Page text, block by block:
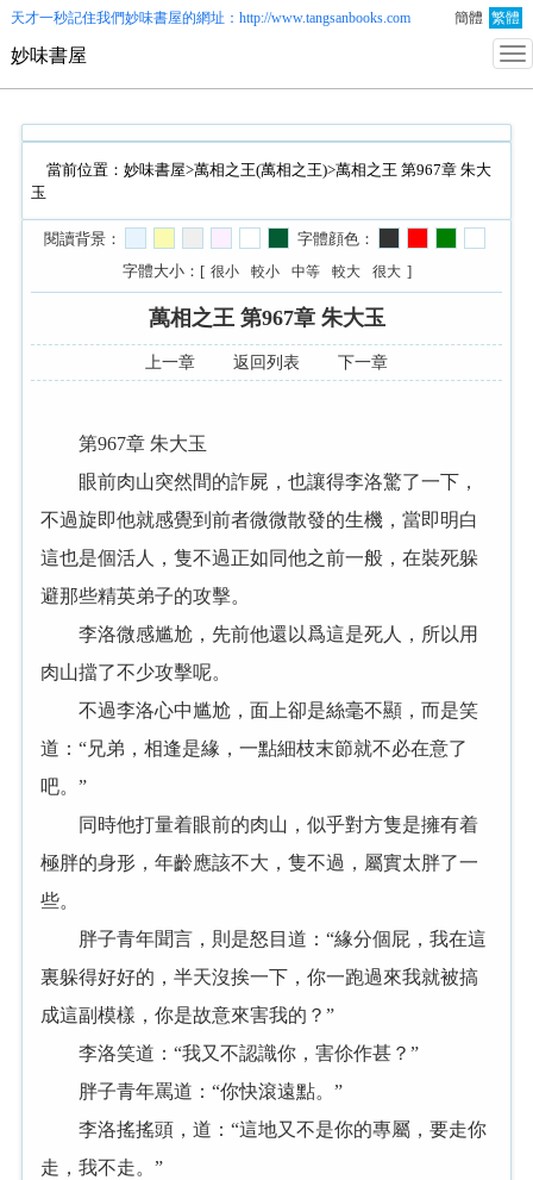
天才一秒記住我們妙味書屋的網址：http://www.tangsanbooks.com 簡體 繁體
妙味書屋
當前位置： 妙味書屋>萬相之王(萬相之王)>萬相之王 第967章 朱大
玉
閱讀背景：
字體顔色：
字體大小：[ 很小 較小 中等 較大 很大 ]
萬相之王 第967章 朱大玉
上一章 返回列表 下一章
第967章 朱大玉
眼前肉山突然間的詐屍，也讓得李洛驚了一下，
不過旋即他就感覺到前者微微散發的生機，當即明白
這也是個活人，隻不過正如同他之前一般，在裝死躲
避那些精英弟子的攻擊。
李洛微感尴尬，先前他還以爲這是死人，所以用
肉山擋了不少攻擊呢。
不過李洛心中尴尬，面上卻是絲毫不顯，而是笑
道：“兄弟，相逢是緣，一點細枝末節就不必在意了
吧。”
同時他打量着眼前的肉山，似乎對方隻是擁有着
極胖的身形，年齡應該不大，隻不過，屬實太胖了一
些。
胖子青年聞言，則是怒目道：“緣分個屁，我在這
裏躲得好好的，半天沒挨一下，你一跑過來我就被搞
成這副模樣，你是故意來害我的？”
李洛笑道：“我又不認識你，害伱作甚？”
胖子青年罵道：“你快滾遠點。”
李洛搖搖頭，道：“這地又不是你的專屬，要走你
走，我不走。”